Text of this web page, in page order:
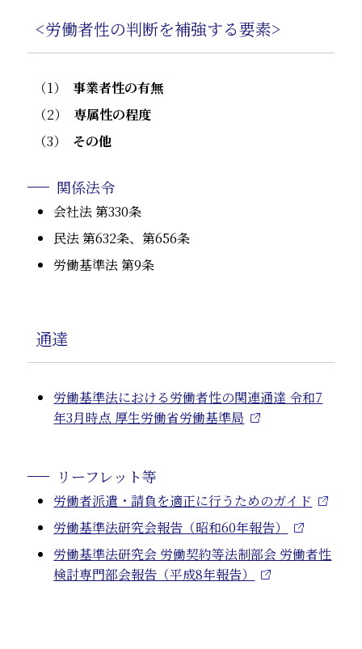
<労働者性の判断を補強する要素>
事業者性の有無
専属性の程度
その他
関係法令
会社法 第330条
民法 第632条、第656条
労働基準法 第9条
通達
労働基準法における労働者性の関連通達 令和7
年3月時点 厚生労働省労働基準局
リーフレット等
労働者派遣・請負を適正に行うためのガイド
労働基準法研究会報告（昭和60年報告）
労働基準法研究会 労働契約等法制部会 労働者性
検討専門部会報告（平成8年報告）